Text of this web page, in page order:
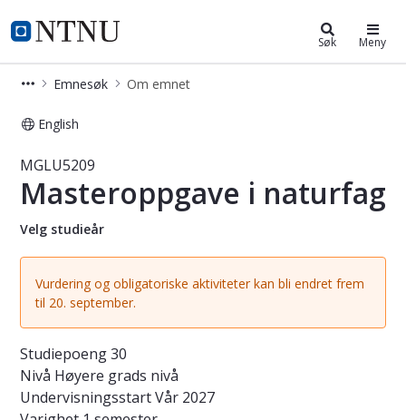
NTNU Hjemmeside
Studier Søk Meny
Emnesøk Om emnet
English
Emne - Masteroppgave i naturfag -
MGLU5209
Masteroppgave i naturfag
Velg studieår
Vurdering og obligatoriske aktiviteter kan bli endret frem
til 20. september.
Studiepoeng30
Nivå Høyere grads nivå
UndervisningsstartVår 2027